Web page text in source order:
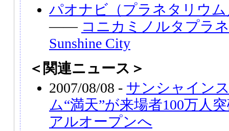
パオナビ（プラネタリウ
―― コニカミノルタプラ
Sunshine City
＜関連ニュース＞
2007/08/08 - サンシャイン
ム“満天”が来場者100万人
アルオープンへ